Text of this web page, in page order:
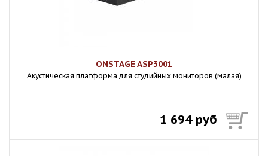
ONSTAGE ASP3001
Акустическая платформа для студийных мониторов (малая)
1 694 руб